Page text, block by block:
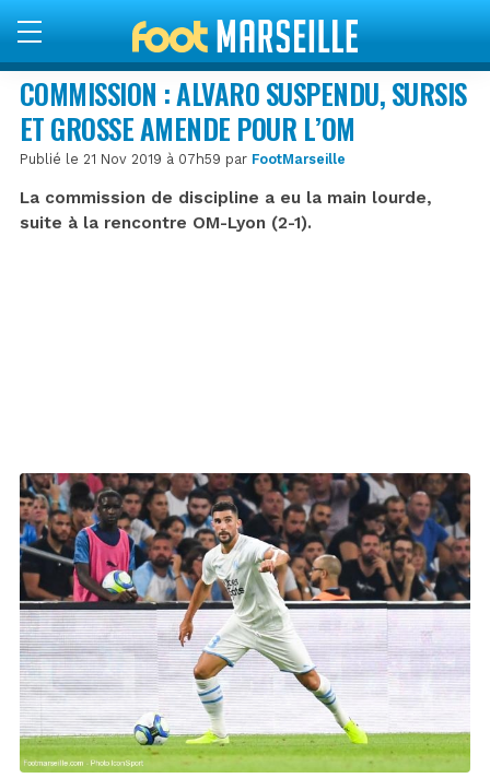
COMMISSION : ALVARO SUSPENDU, SURSIS
ET GROSSE AMENDE POUR L’OM
Publié le 21 Nov 2019 à 07h59 par FootMarseille
La commission de discipline a eu la main lourde,
suite à la rencontre OM-Lyon (2-1).